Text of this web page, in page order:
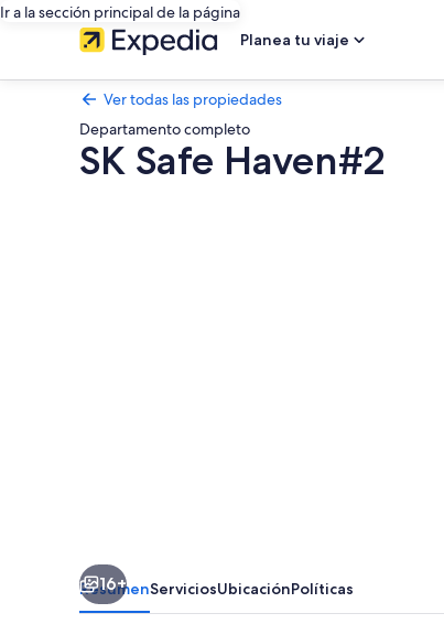
Ir a la sección principal de la página
Planea tu viaje
Ver todas las propiedades
Departamento completo
SK Safe Haven#2
16+
ResumenServiciosUbicaciónPolíticas